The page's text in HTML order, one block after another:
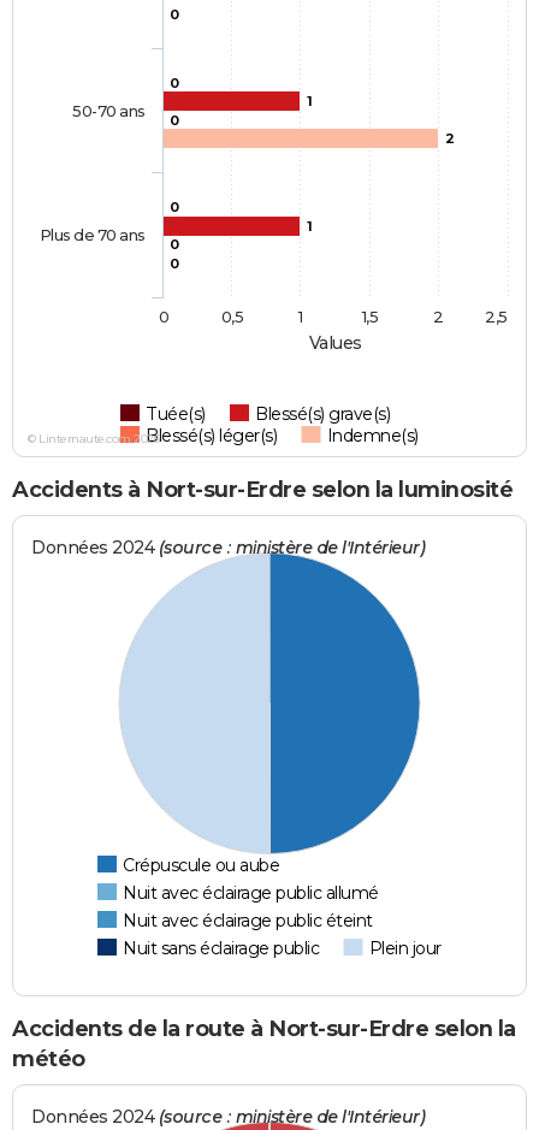
Values
0
0
1
1
0
0
0
2
0
Tuée(s)
Blessé(s) grave(s)
Blessé(s) léger(s)
Indemne(s)
50-70 ans
Plus de 70 ans
0 0,5 1 1,5 2 2,5
© Linternaute.com 2026
Accidents à Nort-sur-Erdre selon la luminosité
Données 2024 (source : ministère de l'Intérieur)
Crépuscule ou aube
Nuit avec éclairage public allumé
Nuit avec éclairage public éteint
Nuit sans éclairage public
Plein jour
Accidents de la route à Nort-sur-Erdre selon la
météo
Données 2024 (source : ministère de l'Intérieur)